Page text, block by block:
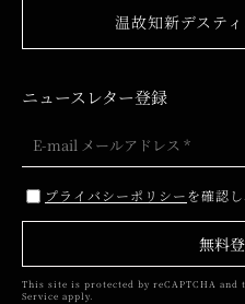
温故知新デステ
ニュースレター登録
プライバシーポリシーを確認し
無料
This site is protected by reCAPTCHA and
Service apply.